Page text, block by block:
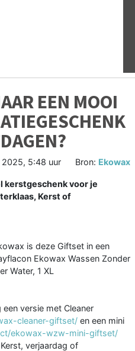
EEN MOOI
5:48 uur Bron: Ekowax
kerstgeschenk voor je
Kerst of
is deze Giftset in een
Ekowax Wassen Zonder
Water, 1 XL
versie met Cleaner
cleaner-giftset/ en een mini
ekowax-wzw-mini-giftset/
verjaardag of